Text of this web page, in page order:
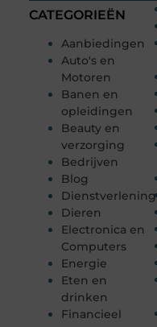
CATEGORIEËN
Aanbiedingen
Auto's en
Motoren
Banen en
opleidingen
Beauty en
verzorging
Bedrijven
Blog
Dienstverlening
Dieren
Electronica en
Computers
Energie
Eten en
drinken
Financieel